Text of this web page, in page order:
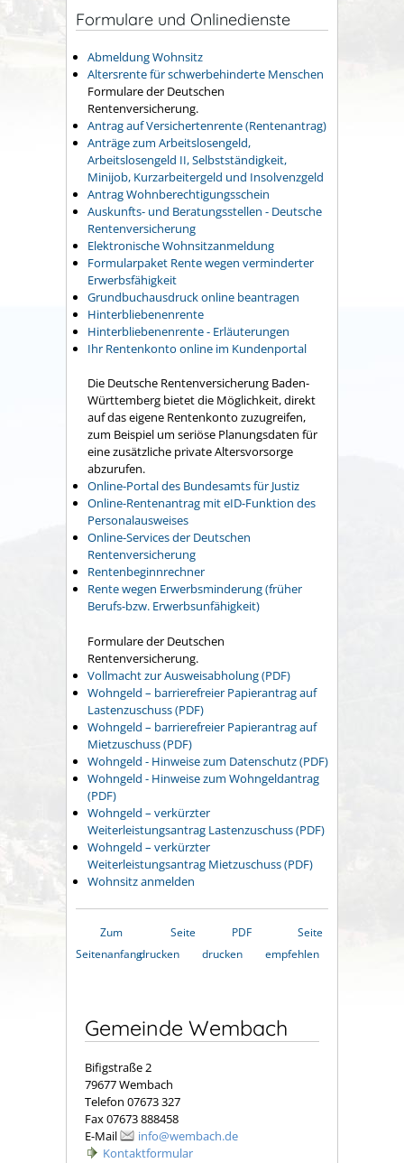
Formulare und Onlinedienste
Abmeldung Wohnsitz
Altersrente für schwerbehinderte Menschen
Formulare der Deutschen
Rentenversicherung.
Antrag auf Versichertenrente (Rentenantrag)
Anträge zum Arbeitslosengeld,
Arbeitslosengeld II, Selbstständigkeit,
Minijob, Kurzarbeitergeld und Insolvenzgeld
Antrag Wohnberechtigungsschein
Auskunfts- und Beratungsstellen - Deutsche
Rentenversicherung
Elektronische Wohnsitzanmeldung
Formularpaket Rente wegen verminderter
Erwerbsfähigkeit
Grundbuchausdruck online beantragen
Hinterbliebenenrente
Hinterbliebenenrente - Erläuterungen
Ihr Rentenkonto online im Kundenportal
Die Deutsche Rentenversicherung Baden-
Württemberg bietet die Möglichkeit, direkt
auf das eigene Rentenkonto zuzugreifen,
zum Beispiel um seriöse Planungsdaten für
eine zusätzliche private Altersvorsorge
abzurufen.
Online-Portal des Bundesamts für Justiz
Online-Rentenantrag mit eID-Funktion des
Personalausweises
Online-Services der Deutschen
Rentenversicherung
Rentenbeginnrechner
Rente wegen Erwerbsminderung (früher
Berufs-bzw. Erwerbsunfähigkeit)
Formulare der Deutschen
Rentenversicherung.
Vollmacht zur Ausweisabholung (PDF)
Wohngeld – barrierefreier Papierantrag auf
Lastenzuschuss (PDF)
Wohngeld – barrierefreier Papierantrag auf
Mietzuschuss (PDF)
Wohngeld - Hinweise zum Datenschutz (PDF)
Wohngeld - Hinweise zum Wohngeldantrag
(PDF)
Wohngeld – verkürzter
Weiterleistungsantrag Lastenzuschuss (PDF)
Wohngeld – verkürzter
Weiterleistungsantrag Mietzuschuss (PDF)
Wohnsitz anmelden
Zum
Seitenanfang
Seite
drucken
PDF
drucken
Seite
empfehlen
Gemeinde Wembach
Bifigstraße 2
79677 Wembach
Telefon 07673 327
Fax 07673 888458
E-Mail
info@wembach.de
Kontaktformular